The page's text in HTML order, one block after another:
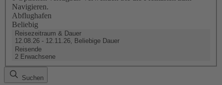
Navigieren.
Abflughafen
Beliebig
Reisezeitraum & Dauer
12.08.26 - 12.11.26, Beliebige Dauer
Reisende
2 Erwachsene
Suchen